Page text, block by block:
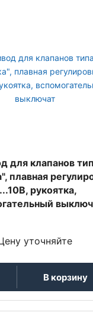
для клапанов
плавная
рукоятка,
уточняйте
В корзину